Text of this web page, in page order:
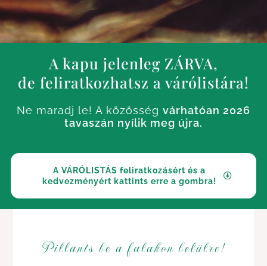
A kapu jelenleg ZÁRVA,
de feliratkozhatsz a várólistára!
Ne maradj le! A közösség várhatóan 2026
tavaszán nyílik meg újra.
A VÁRÓLISTÁS feliratkozásért és a
kedvezményért kattints erre a gombra!
Pillants be a falakon belülre!